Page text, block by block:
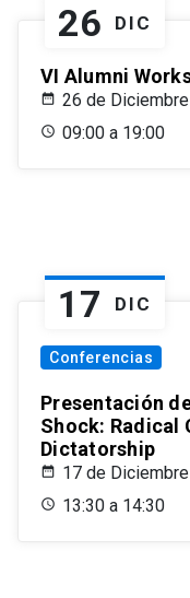
26 DIC
VI Alumni
26 de
09:00 a 19:00
17 DIC
Conferencias
Presentación
Shock: Radical
Dictatorship
17 de
13:30 a 14:30